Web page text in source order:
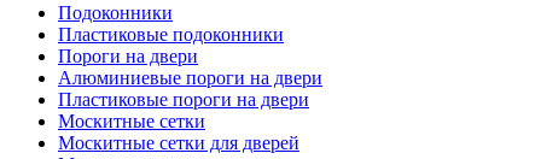
Подоконники
Пластиковые подоконники
Пороги на двери
Алюминиевые пороги на двери
Пластиковые пороги на двери
Москитные сетки
Москитные сетки для дверей